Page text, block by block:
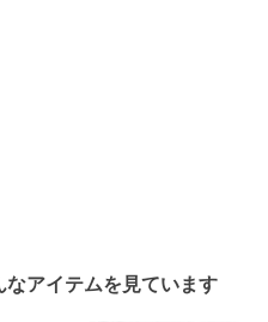
なアイテムを見ています